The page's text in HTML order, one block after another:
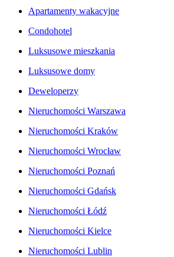
Apartamenty wakacyjne
Condohotel
Luksusowe mieszkania
Luksusowe domy
Deweloperzy
Nieruchomości Warszawa
Nieruchomości Kraków
Nieruchomości Wrocław
Nieruchomości Poznań
Nieruchomości Gdańsk
Nieruchomości Łódź
Nieruchomości Kielce
Nieruchomości Lublin